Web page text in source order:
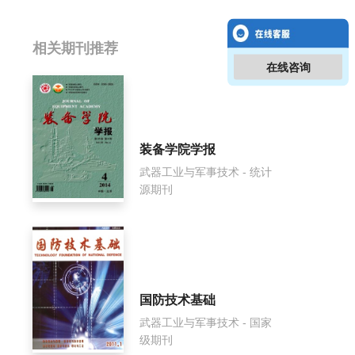
相关提问
国外坦克影响因子是多少？
国外坦克怎么样？
国外坦克面费如何收取？
国外坦克是什么级别刊物？
国外坦克审稿要多久？
国外坦克是国家级期刊吗？
相关期刊推荐
装备学院学报
武器工业与军事技术 - 统计
源期刊
国防技术基础
武器工业与军事技术 - 国家
级期刊
在线咨询